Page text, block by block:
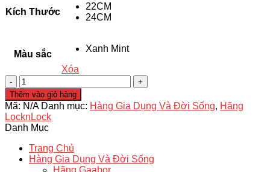
Kích Thước
22CM
24CM
Màu sắc
Xanh Mint
Xóa
Thanh
Lý
Nồi
Suit
LocknLock
3.1L
Lít
Có
Chống
Thêm vào giỏ hàng
Mã: N/A Danh mục: Hàng Gia Dụng Và Đời Sống, Hãng
LocknLock
Danh Mục
Trang Chủ
Hàng Gia Dụng Và Đời Sống
Hãng Gaabor